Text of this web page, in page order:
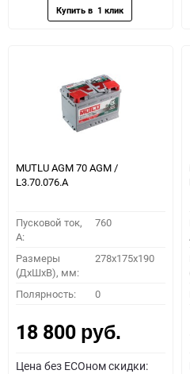
MUTLU AGM 70 AGM /
L3.70.076.A
Пусковой ток,
A:
760
Размеры
(ДхШхВ), мм:
278x175x190
Полярность: 0
18 800 руб.
Цена без ECOном скидки: